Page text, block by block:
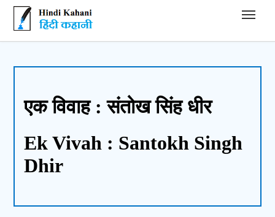
Hindi Kahani - हिंदी कहानी
एक विवाह : संतोख सिंह धीर
Ek Vivah : Santokh Singh
Dhir